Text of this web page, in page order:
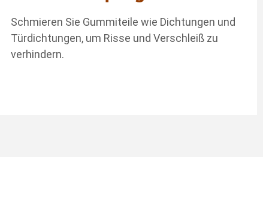
Schmieren Sie Gummiteile wie Dichtungen und
Türdichtungen, um Risse und Verschleiß zu
verhindern.